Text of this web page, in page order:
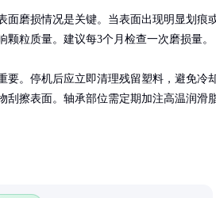
面磨损情况是关键。当表面出现明显划痕
颗粒质量。建议每3个月检查一次磨损量。
要。停机后应立即清理残留塑料，避免冷
刮擦表面。轴承部位需定期加注高温润滑脂